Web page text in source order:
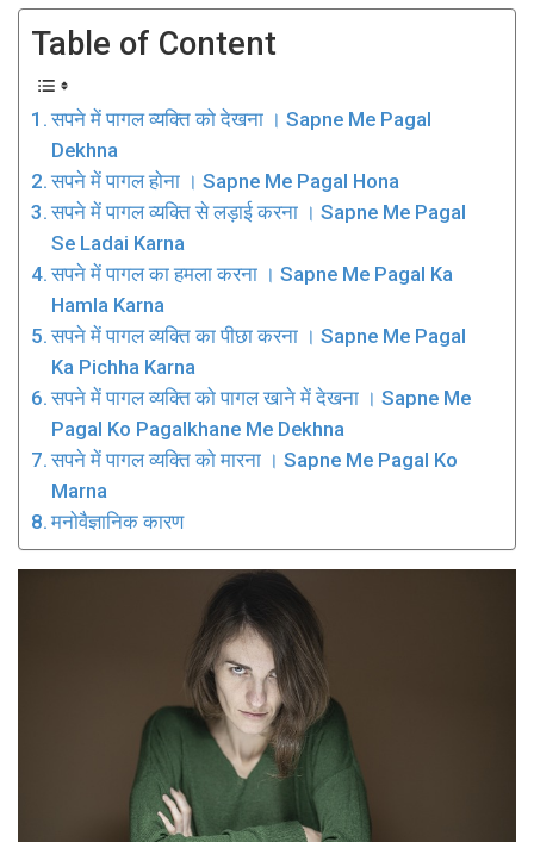
Table of Content
सपने में पागल व्यक्ति को देखना । Sapne Me Pagal
Dekhna
सपने में पागल होना । Sapne Me Pagal Hona
सपने में पागल व्यक्ति से लड़ाई करना । Sapne Me Pagal
Se Ladai Karna
सपने में पागल का हमला करना । Sapne Me Pagal Ka
Hamla Karna
सपने में पागल व्यक्ति का पीछा करना । Sapne Me Pagal
Ka Pichha Karna
सपने में पागल व्यक्ति को पागल खाने में देखना । Sapne Me
Pagal Ko Pagalkhane Me Dekhna
सपने में पागल व्यक्ति को मारना । Sapne Me Pagal Ko
Marna
मनोवैज्ञानिक कारण